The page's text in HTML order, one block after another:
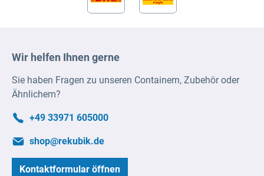
Wir helfen Ihnen gerne
Sie haben Fragen zu unseren Containern, Zubehör oder
Ähnlichem?
+49 33971 605000
shop@rekubik.de
Kontaktformular öffnen